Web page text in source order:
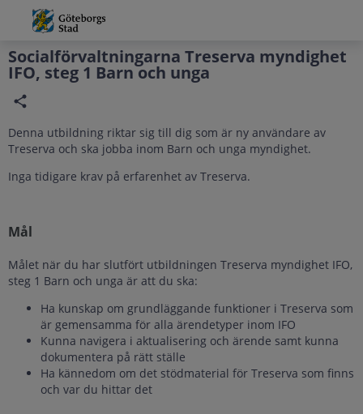
Grade
Portal
Socialförvaltningarna Treserva myndighet
IFO, steg 1 Barn och unga
Denna utbildning riktar sig till dig som är ny användare av
Treserva och ska jobba inom Barn och unga myndighet.
Inga tidigare krav på erfarenhet av Treserva.
Mål
Målet när du har slutfört utbildningen Treserva myndighet IFO,
steg 1 Barn och unga är att du ska:
Ha kunskap om grundläggande funktioner i Treserva som
är gemensamma för alla ärendetyper inom IFO
Kunna navigera i aktualisering och ärende samt kunna
dokumentera på rätt ställe
Ha kännedom om det stödmaterial för Treserva som finns
och var du hittar det